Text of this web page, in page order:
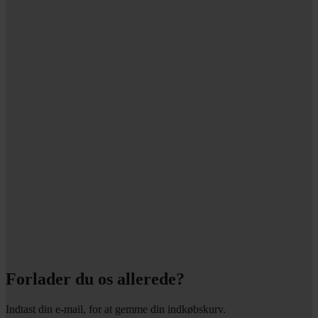
Forlader du os allerede?
Indtast din e-mail, for at gemme din indkøbskurv.